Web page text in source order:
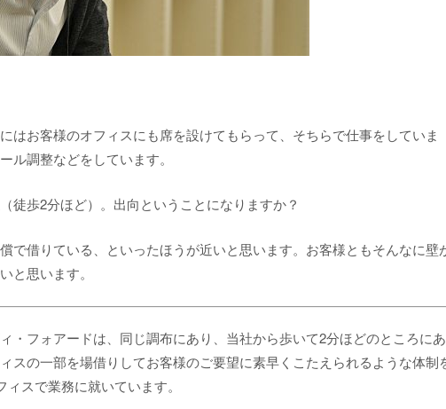
はお客様のオフィスにも席を設けてもらって、そちらで仕事をしていま
ル調整などをしています。
歩2分ほど）。出向ということになりますか？
で借りている、といったほうが近いと思います。お客様ともそんなに壁
と思います。
・フォアードは、同じ調布にあり、当社から歩いて2分ほどのところに
スの一部を場借りしてお客様のご要望に素早くこたえられるような体制
スで業務に就いています。